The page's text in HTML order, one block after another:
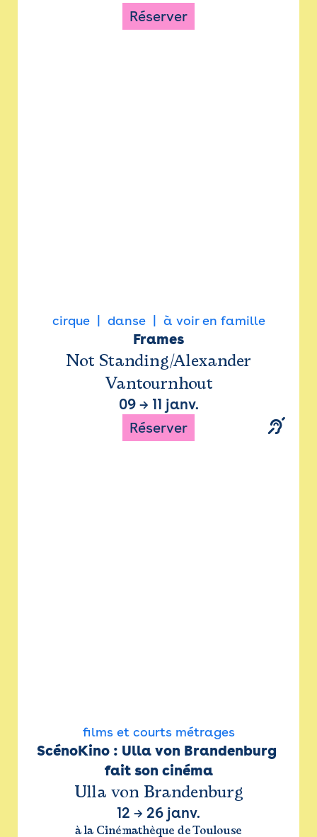
Réserver
cirque danse à voir en famille
Frames
Not Standing/Alexander
Vantournhout
09→ 11 janv.
Réserver
films et courts métrages
ScénoKino : Ulla von Brandenburg
fait son cinéma
Ulla von Brandenburg
12 → 26 janv.
à la Cinémathèque de Toulouse